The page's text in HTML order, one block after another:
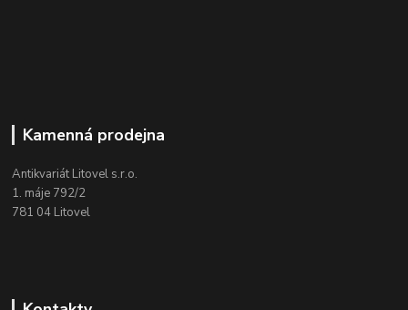
Kamenná prodejna
Antikvariát Litovel s.r.o.
1. máje 792/2
781 04 Litovel